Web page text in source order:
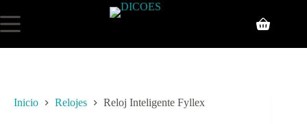
Inicio Relojes Reloj Inteligente Fyllex